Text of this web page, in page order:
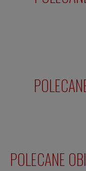
POLECANE